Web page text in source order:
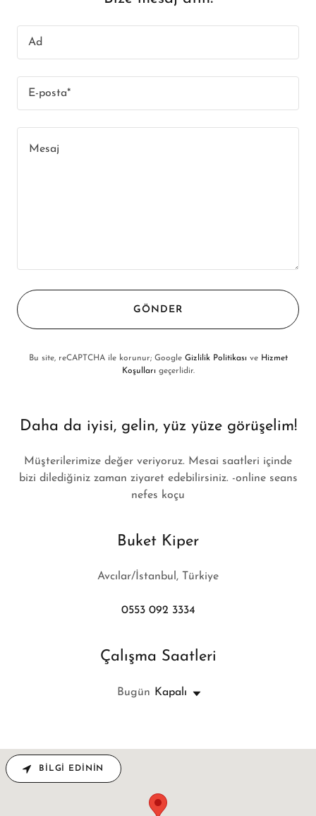
Ad
E-posta*
GÖNDER
Bu site, reCAPTCHA ile korunur; Google Gizlilik Politikası ve Hizmet
Koşulları geçerlidir.
Daha da iyisi, gelin, yüz yüze görüşelim!
Müşterilerimize değer veriyoruz. Mesai saatleri içinde
bizi dilediğiniz zaman ziyaret edebilirsiniz. -online seans
nefes koçu
Buket Kiper
Avcılar/İstanbul, Türkiye
0553 092 3334
Çalışma Saatleri
Bugün Kapalı
BILGI EDININ